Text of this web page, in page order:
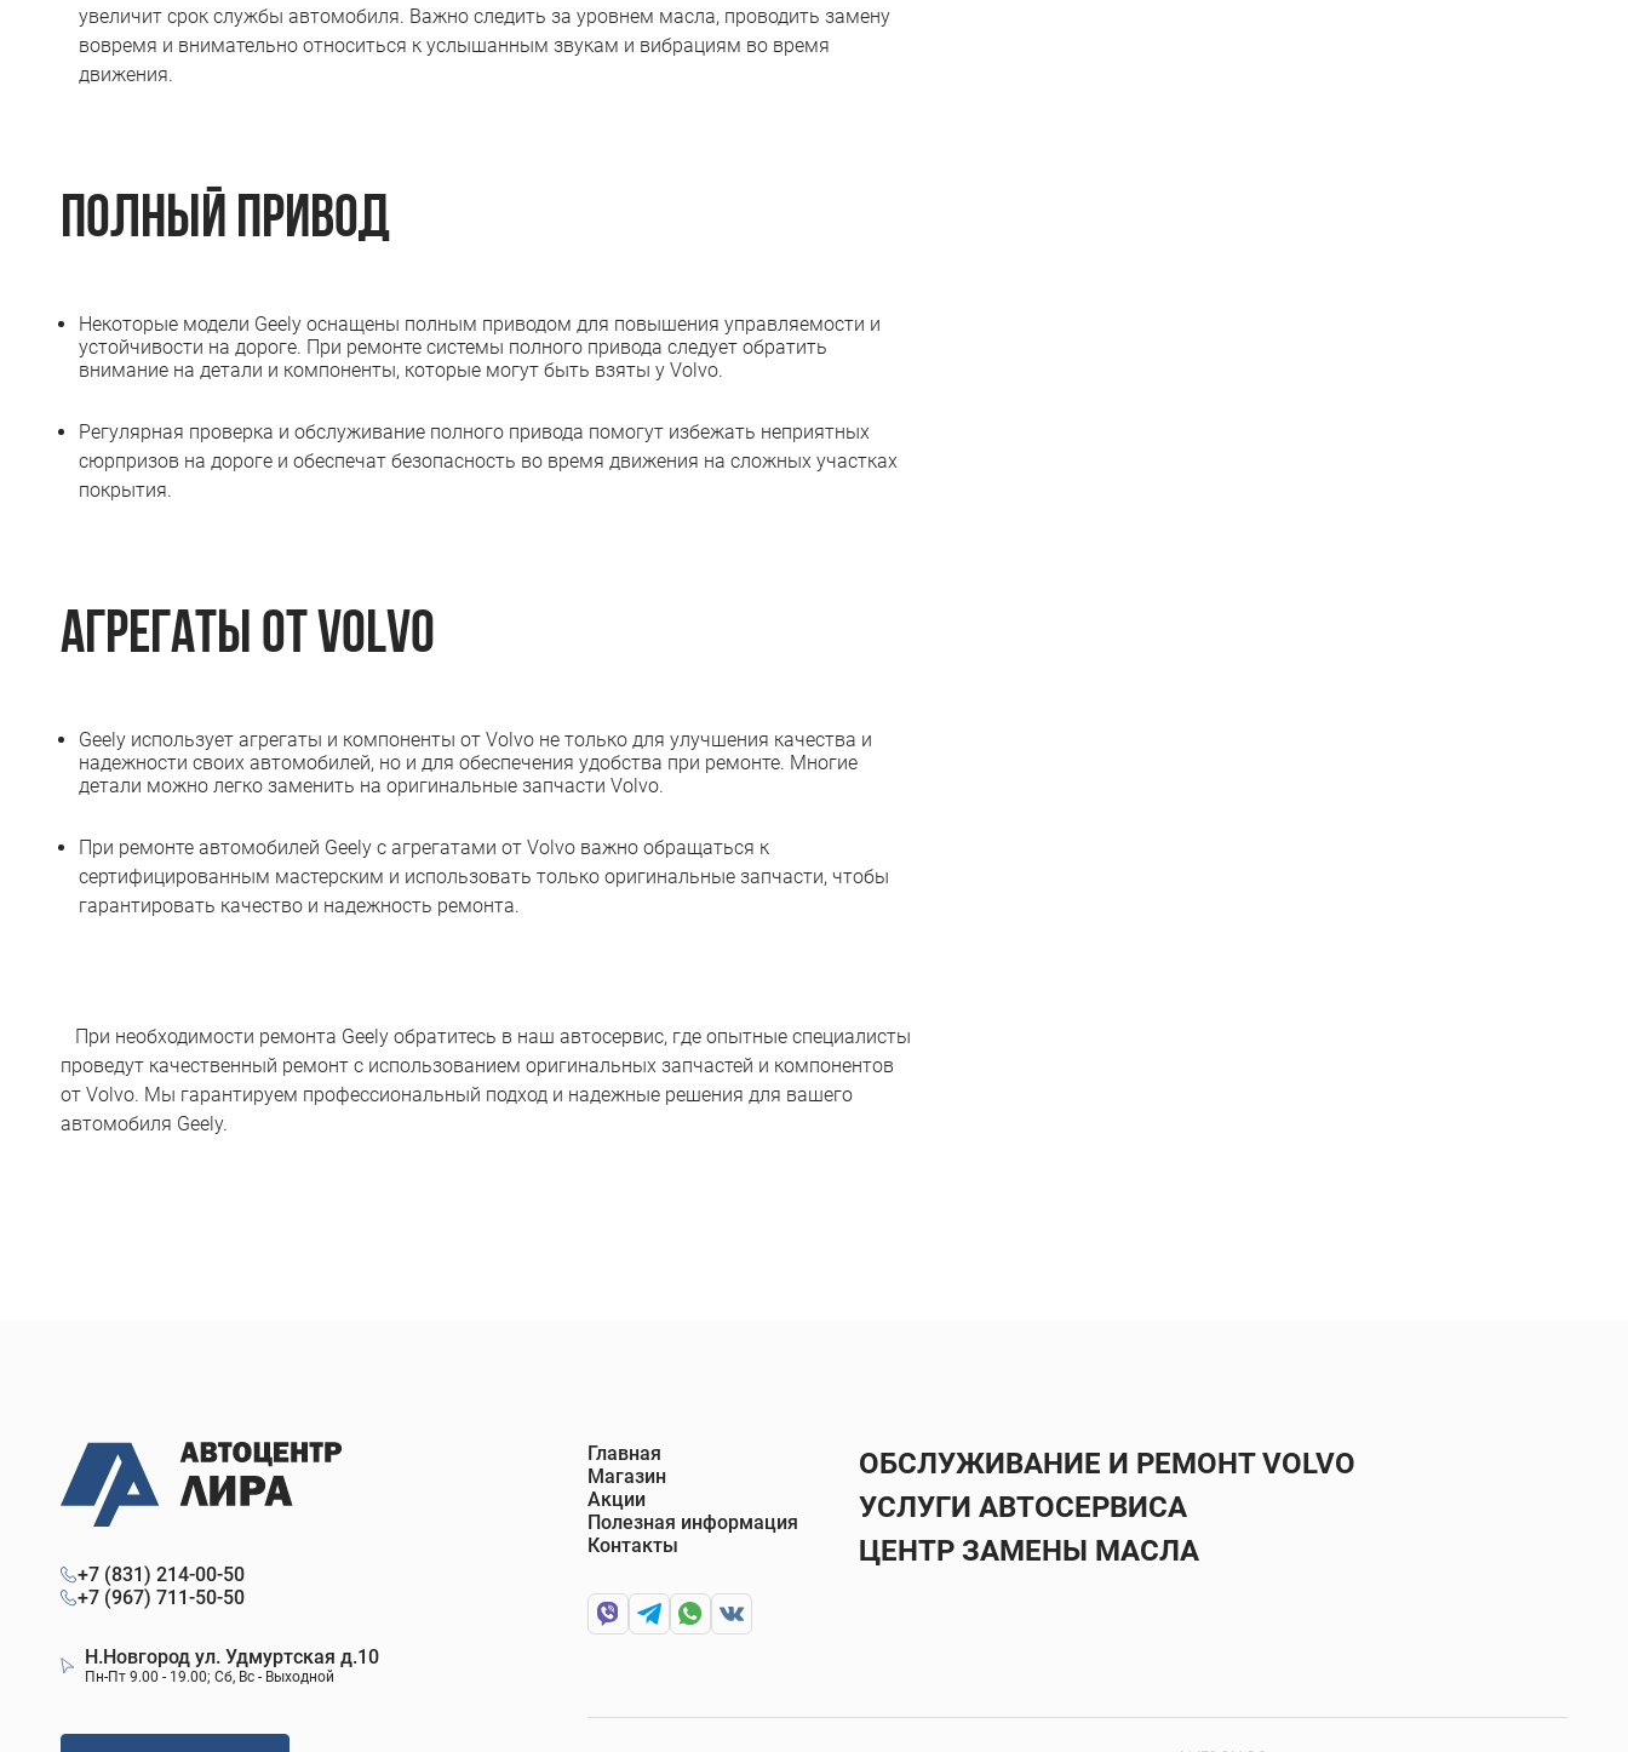
увеличит срок службы автомобиля. Важно следить за уровнем масла, проводить замену
вовремя и внимательно относиться к услышанным звукам и вибрациям во время
движения.
Полный привод
Некоторые модели Geely оснащены полным приводом для повышения управляемости и
устойчивости на дороге. При ремонте системы полного привода следует обратить
внимание на детали и компоненты, которые могут быть взяты у Volvo.
Регулярная проверка и обслуживание полного привода помогут избежать неприятных
сюрпризов на дороге и обеспечат безопасность во время движения на сложных участках
покрытия.
Агрегаты от Volvo
Geely использует агрегаты и компоненты от Volvo не только для улучшения качества и
надежности своих автомобилей, но и для обеспечения удобства при ремонте. Многие
детали можно легко заменить на оригинальные запчасти Volvo.
При ремонте автомобилей Geely с агрегатами от Volvo важно обращаться к
сертифицированным мастерским и использовать только оригинальные запчасти, чтобы
гарантировать качество и надежность ремонта.
При необходимости ремонта Geely обратитесь в наш автосервис, где опытные специалисты
проведут качественный ремонт с использованием оригинальных запчастей и компонентов
от Volvo. Мы гарантируем профессиональный подход и надежные решения для вашего
автомобиля Geely.
+7 (831) 214-00-50
+7 (967) 711-50-50
Н.Новгород ул. Удмуртская д.10
Пн-Пт 9.00 - 19.00; Сб, Вс - Выходной
Главная
Магазин
Акции
Полезная информация
Контакты
ОБСЛУЖИВАНИЕ И РЕМОНТ VOLVO
УСЛУГИ АВТОСЕРВИСА
ЦЕНТР ЗАМЕНЫ МАСЛА